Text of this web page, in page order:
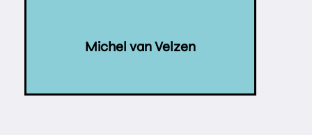
Michel van Velzen